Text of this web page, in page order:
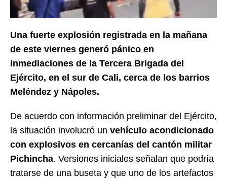
Una fuerte explosión registrada en la mañana
de este viernes generó pánico en
inmediaciones de la Tercera Brigada del
Ejército, en el sur de Cali, cerca de los barrios
Meléndez y Nápoles.
De acuerdo con información preliminar del Ejército,
la situación involucró un vehículo acondicionado
con explosivos en cercanías del cantón militar
Pichincha. Versiones iniciales señalan que podría
tratarse de una buseta y que uno de los artefactos